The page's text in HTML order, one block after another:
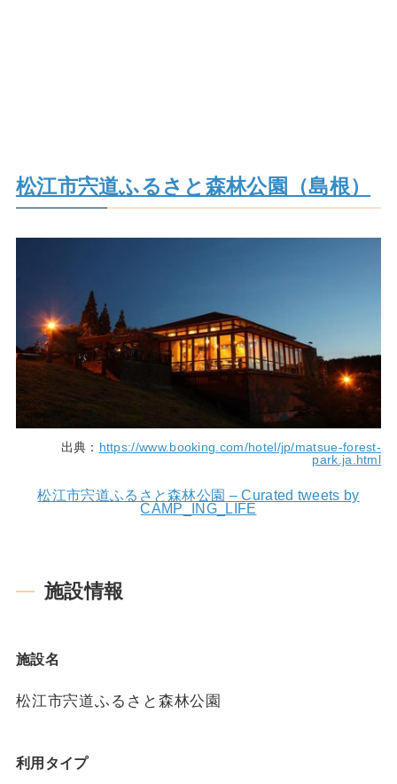
松江市宍道ふるさと森林公園（島根）
出典： https://www.booking.com/hotel/jp/matsue-forest-
park.ja.html
松江市宍道ふるさと森林公園 – Curated tweets by
CAMP_ING_LIFE
施設情報
施設名
松江市宍道ふるさと森林公園
利用タイプ